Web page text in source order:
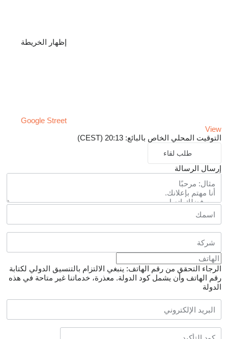
إظهار الخريطة
Google Street
View
التوقيت المحلي الخاص بالبائع: 20:13 (CEST)
طلب لقاء
إرسال الرسالة
الرجاء التحقق من رقم الهاتف: ينبغي الالتزام بالتنسيق الدولي لكتابة
رقم الهاتف وأن يشمل كود الدولة. معذرة، خدماتنا غير متاحة في هذه
الدولة